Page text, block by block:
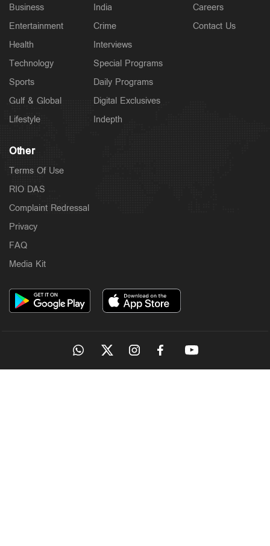
Business
Entertainment
Health
Technology
Sports
Gulf & Global
Lifestyle
India
Crime
Interviews
Special Programs
Daily Programs
Digital Exclusives
Indepth
Careers
Contact Us
Other
Terms Of Use
RIO DAS
Complaint Redressal
Privacy
FAQ
Media Kit